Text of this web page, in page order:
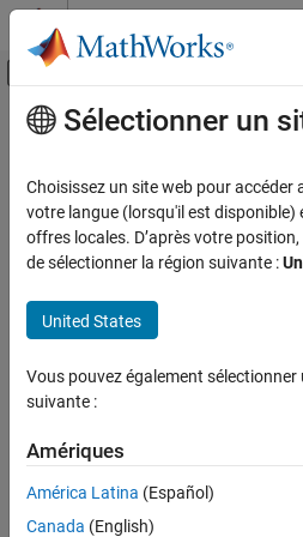
Passer au contenu
Activer/désactiver
Ressource
Contenu principal
Sélectionner un
Choisissez un site web pour
votre langue (lorsqu'il est disponible)
offres locales. D’après votre
de sélectionner la région suivante :
United States
Vous pouvez également
suivante :
Amériques
América Latina (Español)
Canada (English)